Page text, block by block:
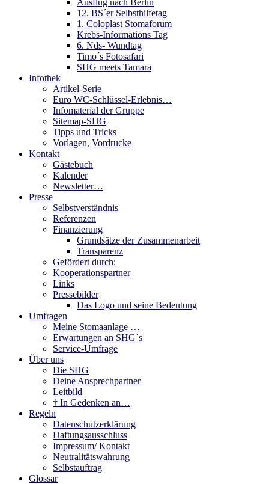
12. BS´er Selbsthilfetag
1. Coloplast Stomaforum
Krebs-Informations Tag
6. Nds- Wundtag
Timo´s Fotosafari
SHG meets Tamara
Infothek
Artikel-Serie
Euro WC-Schlüssel-Erlebnis…
Infomaterial der Gruppe
Sitemap-SHG
Tipps und Tricks
Vorlagen, Vordrucke
Kontakt
Gästebuch
Kalender
Newsletter…
Presse
Selbstverständnis
Referenzen
Finanzierung
Grundsätze der Zusammenarbeit
Transparenz
Gefördert durch:
Kooperationspartner
Links
Pressebilder
Das Logo und seine Bedeutung
Umfragen
Meine Stomaanlage …
Erwartungen an SHG´s
Service-Umfrage
Über uns
Die SHG
Deine Ansprechpartner
Leitbild
† In Gedenken an…
Regeln
Datenschutzerklärung
Haftungsausschluss
Impressum/ Kontakt
Neutralitätswahrung
Selbstauftrag
Glossar